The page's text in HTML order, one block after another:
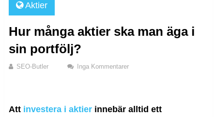
Aktier
Hur många aktier ska man äga i
sin portfölj?
SEO-Butler Inga Kommentarer
Att investera i aktierinnebär alltid ett